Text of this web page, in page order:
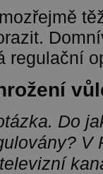
regulační
Do
V